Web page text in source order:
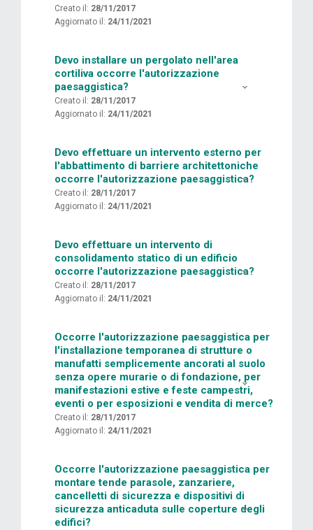
Creato il: 28/11/2017
Aggiornato il: 24/11/2021
Devo installare un pergolato nell'area
cortiliva occorre l'autorizzazione
paesaggistica?
Creato il: 28/11/2017
Aggiornato il: 24/11/2021
Devo effettuare un intervento esterno per
l'abbattimento di barriere architettoniche
occorre l'autorizzazione paesaggistica?
Creato il: 28/11/2017
Aggiornato il: 24/11/2021
Devo effettuare un intervento di
consolidamento statico di un edificio
occorre l'autorizzazione paesaggistica?
Creato il: 28/11/2017
Aggiornato il: 24/11/2021
Occorre l'autorizzazione paesaggistica per
l'installazione temporanea di strutture o
manufatti semplicemente ancorati al suolo
senza opere murarie o di fondazione, per
manifestazioni estive e feste campestri,
eventi o per esposizioni e vendita di merce?
Creato il: 28/11/2017
Aggiornato il: 24/11/2021
Occorre l'autorizzazione paesaggistica per
montare tende parasole, zanzariere,
cancelletti di sicurezza e dispositivi di
sicurezza anticaduta sulle coperture degli
edifici?